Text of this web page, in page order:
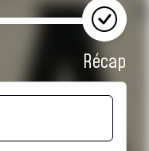
Récap